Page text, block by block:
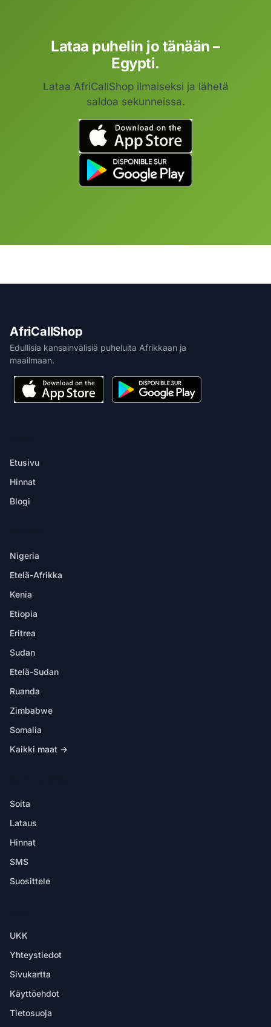
Lataa puhelin jo tänään –
Egypti.
Lataa AfriCallShop ilmaiseksi ja lähetä
saldoa sekunneissa.
AfriCallShop
Edullisia kansainvälisiä puheluita Afrikkaan ja
maailmaan.
Etusivu
Hinnat
Blogi
Nigeria
Etelä-Afrikka
Kenia
Etiopia
Eritrea
Sudan
Etelä-Sudan
Ruanda
Zimbabwe
Somalia
Kaikki maat →
Soita
Lataus
Hinnat
SMS
Suosittele
UKK
Yhteystiedot
Sivukartta
Käyttöehdot
Tietosuoja